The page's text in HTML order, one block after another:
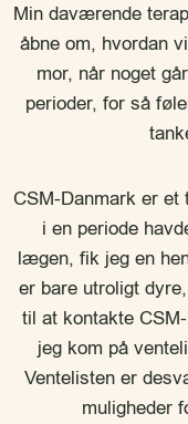
Min daværende
åbne om, hvordan
mor, når noget
perioder, for så
CSM-Danmark er et
i en periode
lægen, fik jeg en
er bare utroligt
til at kontakte
jeg kom på
Ventelisten er
muligheder